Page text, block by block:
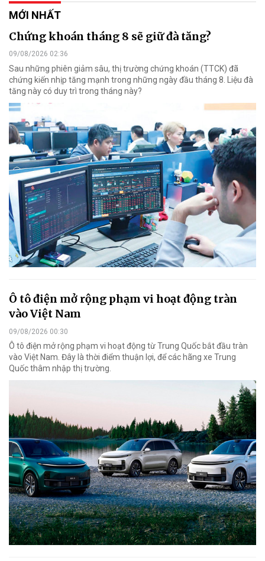
MỚI NHẤT
Chứng khoán tháng 8 sẽ giữ đà tăng?
09/08/2026 02:36
Sau những phiên giảm sâu, thị trường chứng khoán (TTCK) đã
chứng kiến nhịp tăng mạnh trong những ngày đầu tháng 8. Liệu đà
tăng này có duy trì trong tháng này?
Ô tô điện mở rộng phạm vi hoạt động tràn
vào Việt Nam
09/08/2026 00:30
Ô tô điện mở rộng phạm vi hoạt động từ Trung Quốc bắt đầu tràn
vào Việt Nam. Đây là thời điểm thuận lợi, để các hãng xe Trung
Quốc thâm nhập thị trường.